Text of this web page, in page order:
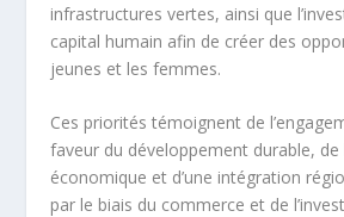
infrastructures vertes, ainsi que
capital humain afin de créer des
jeunes et les femmes.
Ces priorités témoignent de
faveur du développement durable,
économique et d’une intégration
par le biais du commerce et de